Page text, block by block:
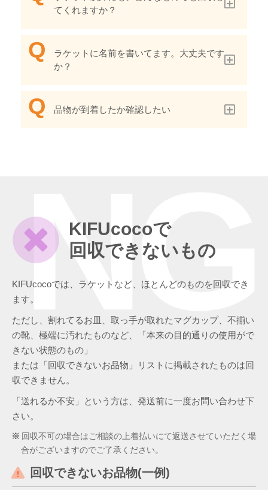
てくれますか？
ラケットに名前を書いてます。大丈夫です
か？
品物が到着したか確認したい
KIFUcocoで
回収できないもの
KIFUcocoでは、ラケットなど、ほとんどのものを回収でき
ます。
ただし、割れてるお皿、取っ手が取れたマグカップ、不揃い
の靴、極端に汚れたものなど、「本来の目的通りの使用がで
きない状態のもの」
または「回収できないお品物」リストに掲載されたものは回
収できません。
「送れるか不安」という方は、発送前に一度お問い合わせ下
さい。
回収不可の場合はご相談の上着払いにて返送させていただく場
合がございますのでご了承ください。
回収できないお品物(一例)
NG